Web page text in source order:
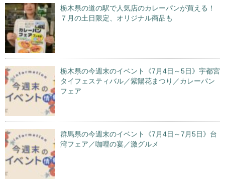
栃木県の道の駅で人気店のカレーパンが買える！
７月の土日限定、オリジナル商品も
栃木県の今週末のイベント《7月4日～5日》宇都宮
タイフェスティバル／紫陽花まつり／カレーパン
フェア
群馬県の今週末のイベント《7月4日～7月5日》台
湾フェア／咖哩の宴／激グルメ